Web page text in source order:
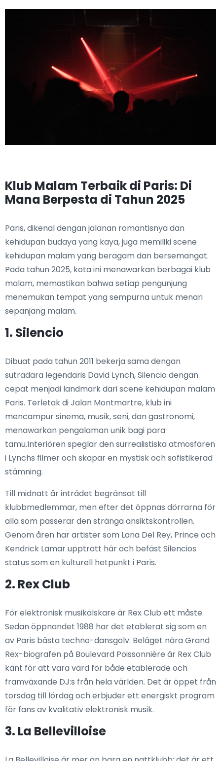
Klub Malam Terbaik di Paris: Di
Mana Berpesta di Tahun 2025
Paris, dikenal dengan jalanan romantisnya dan
kehidupan budaya yang kaya, juga memiliki scene
kehidupan malam yang beragam dan bersemangat.
Pada tahun 2025, kota ini menawarkan berbagai klub
malam, memastikan bahwa setiap pengunjung
menemukan tempat yang sempurna untuk menari
sepanjang malam.
1. Silencio
Dibuat pada tahun 2011 bekerja sama dengan
sutradara legendaris David Lynch, Silencio dengan
cepat menjadi landmark dari scene kehidupan malam
Paris. Terletak di Jalan Montmartre, klub ini
mencampur sinema, musik, seni, dan gastronomi,
menawarkan pengalaman unik bagi para
tamu.Interiören speglar den surrealistiska atmosfären
i Lynchs filmer och skapar en mystisk och sofistikerad
stämning.
Till midnatt är inträdet begränsat till
klubbmedlemmar, men efter det öppnas dörrarna för
alla som passerar den stränga ansiktskontrollen.
Genom åren har artister som Lana Del Rey, Prince och
Kendrick Lamar uppträtt här och befäst Silencios
status som en kulturell hetpunkt i Paris.
2. Rex Club
För elektronisk musikälskare är Rex Club ett måste.
Sedan öppnandet 1988 har det etablerat sig som en
av Paris bästa techno-dansgolv. Beläget nära Grand
Rex-biografen på Boulevard Poissonnière är Rex Club
känt för att vara värd för både etablerade och
framväxande DJ:s från hela världen. Det är öppet från
torsdag till lördag och erbjuder ett energiskt program
för fans av kvalitativ elektronisk musik.
3. La Bellevilloise